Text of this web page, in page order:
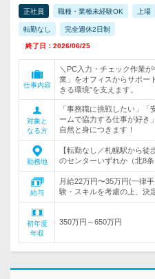
正社員 職種・業種未経験OK 上場
転勤なし 完全週休2日制
終了日：2026/06/25
仕事内容
＼PC入力・チェック作業
業」をオフィスからサポー
きる環境”を支えます。
対象と
なる方
「事務職に挑戦したい」
ームで協力する仕事が好き
自然と身につきます！
勤務地
【転勤なし／札幌駅から
のセンターいずれか（北8
給与
月給22万円〜35万円(一律
験・スキルを考慮の上、決
初年度
年収
350万円～650万円